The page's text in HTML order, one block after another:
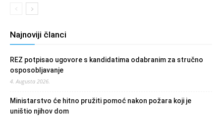
Najnoviji članci
REZ potpisao ugovore s kandidatima odabranim za stručno
osposobljavanje
4. Augusta 2026.
Ministarstvo će hitno pružiti pomoć nakon požara koji je
uništio njihov dom